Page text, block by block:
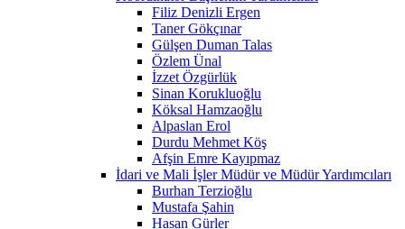
Filiz Denizli Ergen
Taner Gökçınar
Gülşen Duman Talas
Özlem Ünal
İzzet Özgürlük
Sinan Korukluoğlu
Köksal Hamzaoğlu
Alpaslan Erol
Durdu Mehmet Köş
Afşin Emre Kayıpmaz
İdari ve Mali İşler Müdür ve Müdür Yardımcıları
Burhan Terzioğlu
Mustafa Şahin
Hasan Gürler